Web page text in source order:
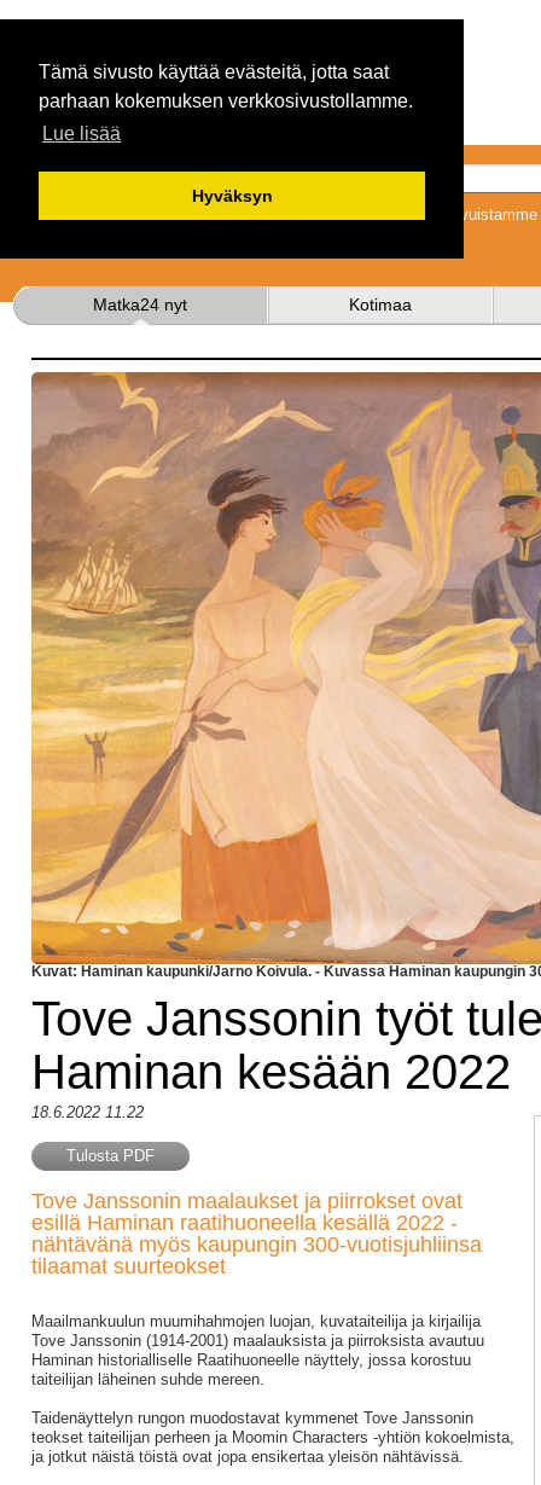
Tämä sivusto käyttää evästeitä, jotta saat
parhaan kokemuksen verkkosivustollamme.
Lue lisää
Hyväksyn
Tykkäämällä
Matka24 nyt Kotimaa
Kuvat: Haminan kaupunki/Jarno Koivula. - Kuvassa Haminan
Tove Janssonin työt
Haminan kesään 2022
18.6.2022 11.22
Tulosta PDF
Tove Janssonin maalaukset ja piirrokset ovat
esillä Haminan raatihuoneella kesällä 2022 -
nähtävänä myös kaupungin 300-vuotisjuhliinsa
tilaamat suurteokset
Maailmankuulun muumihahmojen luojan, kuvataiteilija ja kirjailija
Tove Janssonin (1914-2001) maalauksista ja piirroksista avautuu
Haminan historialliselle Raatihuoneelle näyttely, jossa korostuu
taiteilijan läheinen suhde mereen.
Taidenäyttelyn rungon muodostavat kymmenet Tove Janssonin
teokset taiteilijan perheen ja Moomin Characters -yhtiön kokoelmista,
ja jotkut näistä töistä ovat jopa ensikertaa yleisön nähtävissä.